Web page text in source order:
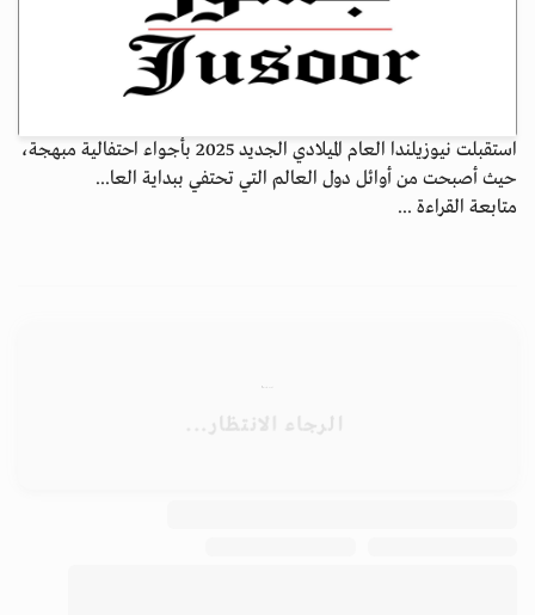
استقبلت نيوزيلندا العام الميلادي الجديد 2025 بأجواء احتفالية مبهجة،
حيث أصبحت من أوائل دول العالم التي تحتفي ببداية العا...
متابعة القراءة ...